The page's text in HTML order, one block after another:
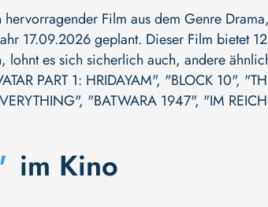
Film aus dem Genre
17.09.2026 geplant. Dieser Film bietet
lohnt es sich sicherlich auch, andere
PART 1: HRIDAYAM", "BLOCK 10",
, "BATWARA 1947", "IM
im Kino